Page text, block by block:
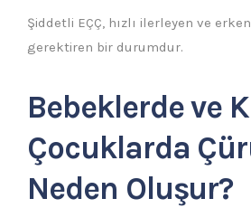
Şiddetli EÇÇ, hızlı ilerleyen ve
gerektiren bir durumdur.
Bebeklerde ve
Çocuklarda
Neden Oluşur?